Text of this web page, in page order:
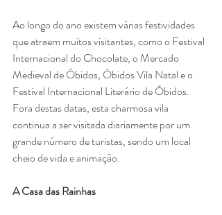
Ao longo do ano existem várias festividades
que atraem muitos visitantes, como o Festival
Internacional do Chocolate, o Mercado
Medieval de Óbidos, Óbidos Vila Natal e o
Festival Internacional Literário de Óbidos.
Fora destas datas, esta charmosa vila
continua a ser visitada diariamente por um
grande número de turistas, sendo um local
cheio de vida e animação.
A Casa das Rainhas